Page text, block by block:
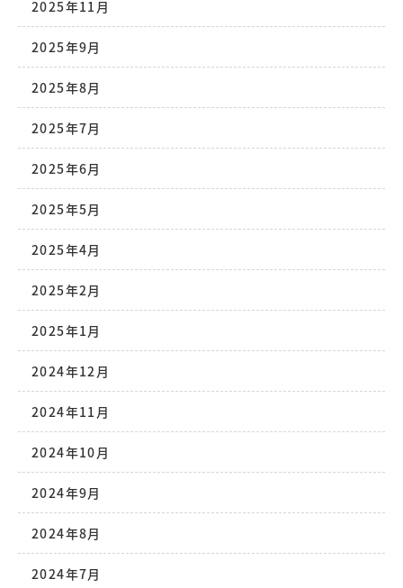
2025年11月
2025年9月
2025年8月
2025年7月
2025年6月
2025年5月
2025年4月
2025年2月
2025年1月
2024年12月
2024年11月
2024年10月
2024年9月
2024年8月
2024年7月